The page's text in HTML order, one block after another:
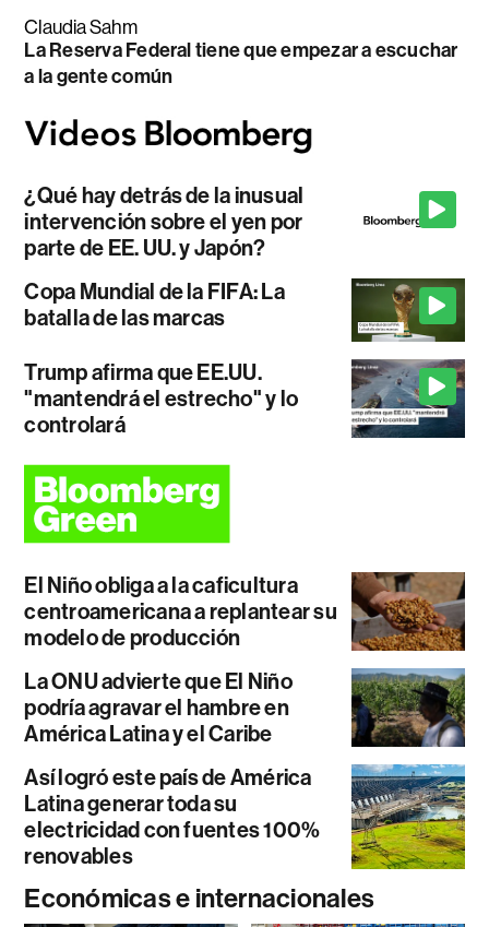
Claudia Sahm
La Reserva Federal tiene que empezar a escuchar
a la gente común
¿Qué hay detrás de la inusual
intervención sobre el yen por
parte de EE. UU. y Japón?
Copa Mundial de la FIFA: La
batalla de las marcas
Trump afirma que EE.UU.
"mantendrá el estrecho" y lo
controlará
El Niño obliga a la caficultura
centroamericana a replantear su
modelo de producción
La ONU advierte que El Niño
podría agravar el hambre en
América Latina y el Caribe
Así logró este país de América
Latina generar toda su
electricidad con fuentes 100%
renovables
Económicas e internacionales